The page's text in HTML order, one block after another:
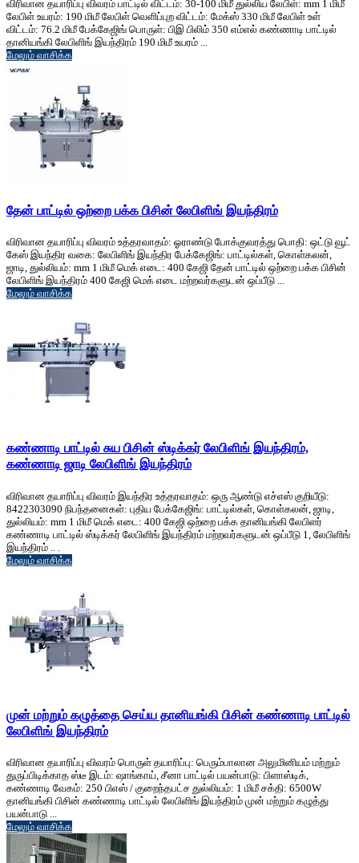
விரிவான தயாரிப்பு விவரம் பாட்டில் விட்டம்: 30-100 மிமீ துல்லிய லேபிள்: mm 1 மிமீ
லேபிள் உயரம்: 190 மிமீ லேபிள் வெளிப்புற விட்டம்: மேக்ஸ் 330 மிமீ லேபிள் உள்
விட்டம்: 76.2 மிமீ பேக்கேஜிங் பொருள்: பிஇ பிலிம் 350 எம்எல் கண்ணாடி பாட்டில்
தானியங்கி லேபிளிங் இயந்திரம் 190 மிமீ உயரம் ...
மேலும் வாசிக்க
தேன் பாட்டில் ஒற்றை பக்க பிசின் லேபிளிங் இயந்திரம்
விரிவான தயாரிப்பு விவரம் உத்தரவாதம்: ஓராண்டு போக்குவரத்து பொதி: ஒட்டு வூட்
கேஸ் இயந்திர வகை: லேபிளிங் இயந்திர பேக்கேஜிங்: பாட்டில்கள், கொள்கலன்,
ஜாடி, துல்லியம்: mm 1 மிமீ மெக் எடை: 400 கேஜி தேன் பாட்டில் ஒற்றை பக்க பிசின்
லேபிளிங் இயந்திரம் 400 கேஜி மெக் எடை மற்றவர்களுடன் ஒப்பீடு ...
மேலும் வாசிக்க
கண்ணாடி பாட்டில் சுய பிசின் ஸ்டிக்கர் லேபிளிங் இயந்திரம்,
கண்ணாடி ஜாடி லேபிளிங் இயந்திரம்
விரிவான தயாரிப்பு விவரம் இயந்திர உத்தரவாதம்: ஒரு ஆண்டு எச்எஸ் குறியீடு:
8422303090 நிபந்தனைகள்: புதிய பேக்கேஜிங்: பாட்டில்கள், கொள்கலன், ஜாடி,
துல்லியம்: mm 1 மிமீ மெக் எடை: 400 கேஜி ஒற்றை பக்க தானியங்கி லேபிளர்
கண்ணாடி பாட்டில் ஸ்டிக்கர் லேபிளிங் இயந்திரம் மற்றவர்களுடன் ஒப்பீடு 1, லேபிளிங்
இயந்திரம் .. .
மேலும் வாசிக்க
முன் மற்றும் கழுத்தை செய்ய தானியங்கி பிசின் கண்ணாடி பாட்டில்
லேபிளிங் இயந்திரம்
விரிவான தயாரிப்பு விவரம் பொருள் தயாரிப்பு: பெரும்பாலான அலுமினியம் மற்றும்
துருப்பிடிக்காத ஸ்டீ இடம்: ஷாங்காய், சீனா பாட்டில் பயன்பாடு: பிளாஸ்டிக்,
கண்ணாடி வேகம்: 250 பிஎஸ் / குறைந்தபட்ச துல்லியம்: 1 மிமீ சக்தி: 6500W
தானியங்கி பிசின் கண்ணாடி பாட்டில் லேபிளிங் இயந்திரம் முன் மற்றும் கழுத்து
பயன்பாடு ...
மேலும் வாசிக்க